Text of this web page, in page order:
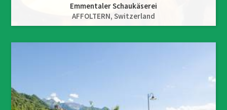
Emmentaler Schaukäserei
AFFOLTERN, Switzerland